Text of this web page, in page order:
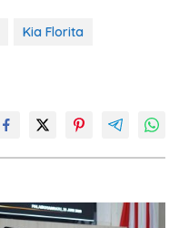
Kia Florita